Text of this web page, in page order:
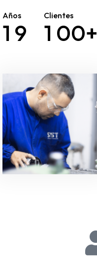
Años
1 9
Clientes
1 00+